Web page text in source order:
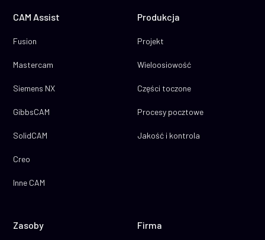
CAM Assist
Fusion
Mastercam
Siemens NX
GibbsCAM
SolidCAM
Creo
Inne CAM
Produkcja
Projekt
Wieloosiowość
Części toczone
Procesy pocztowe
Jakość i kontrola
Zasoby Firma